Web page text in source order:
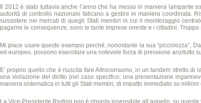
Il 2012 è stato tuttavia anche l’anno che ha messo in maniera
autorità di controllo nazionale faticano a gestire in maniera coordinata.
sussistere nei mercati di quegli Stati membri in cui il monitoraggio
pagarne le consequenze, sono le tante imprese oneste e i cittadini.
Mi piace usare questo esempio perché, nonostante la sua “piccolezza”,
ed europeo, possono esercitare una notevole forza di pressione anzitutto
E’ proprio quello che è riuscita fare Altroconsumo, in un tandem stretto
una violazione del diritto (nel caso specifico: una presentazione
maniera sistematica in tutti gli Stati membri, di impatto immediato su milioni
La Vice-Presidente Reding non è rimasta insensibile all’appello, su